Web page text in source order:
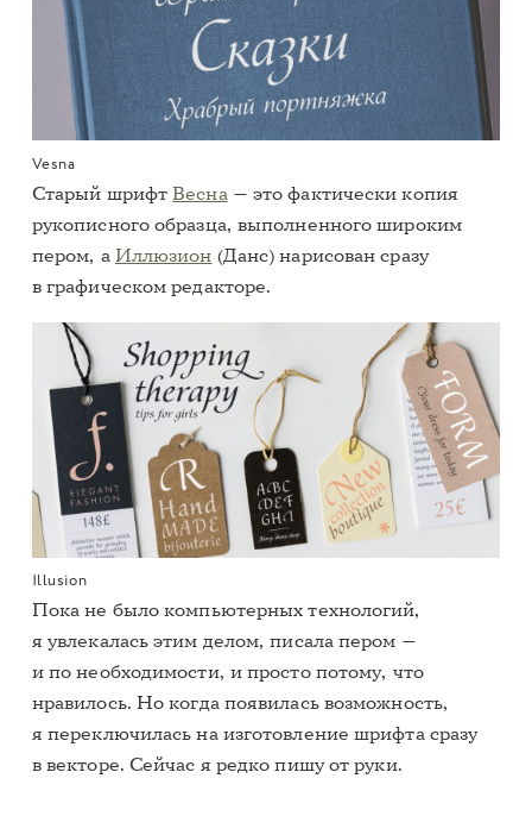
Vesna
Старый шрифтВесна— это фактически копия
рукописного образца, выполненного широким
пером, а Иллюзион (Данс) нарисован сразу
в графическом редакторе.
Illusion
Пока не было компьютерных технологий,
я увлекалась этим делом, писала пером —
и по необходимости, и просто потому, что
нравилось. Но когда появилась возможность,
я переключилась на изготовление шрифта сразу
в векторе. Сейчас я редко пишу от руки.